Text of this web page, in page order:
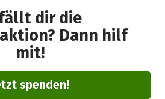
dir die
Dann hilf
mit!
spenden!